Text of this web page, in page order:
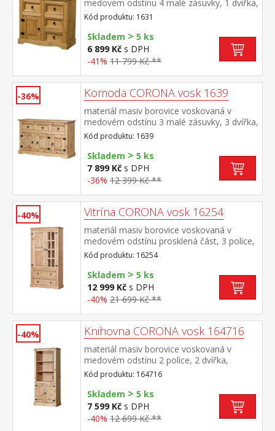
medovém odstínu 4 malé zásuvky, 1 dvířka,
kovové ozdobné úchytky možno doplnit
nástavcem CORONA 16463 součást
sestavy Corona
Kód produktu: 1631
Skladem > 5 ks
6 899 Kč s DPH
-41% 11 799 Kč **
-36% Komoda CORONA vosk 1639
materiál masiv borovice voskovaná v
medovém odstínu 3 malé zásuvky, 3 dvířka,
1 police, kovové ozdobné úchytky vhodný
doplněk nástavec CORONA 16465 součást
sestavy Corona
Kód produktu: 1639
Skladem > 5 ks
7 899 Kč s DPH
-36% 12 399 Kč **
-40% Vitrína CORONA vosk 16254
materiál masiv borovice voskovaná v
medovém odstínu prosklená část, 3 police,
1 plná dvířka, 2 velké zásuvky hloubka
zásuvky 32 cm, kovové ozdobné úchytky
součást sestavy Corona
Kód produktu: 16254
Skladem > 5 ks
12 999 Kč s DPH
-40% 21 699 Kč **
-40% Knihovna CORONA vosk 164716
materiál masiv borovice voskovaná v
medovém odstínu 2 police, 2 dvířka,
kovové ozdobné úchytky součást sestavy
Corona
Kód produktu: 164716
Skladem > 5 ks
7 599 Kč s DPH
-40% 12 699 Kč **